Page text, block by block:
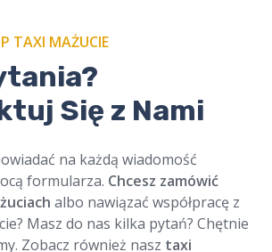
TAXI MAŻUCIE
Się z Nami
na każdą wiadomość
formularza. Chcesz zamówić
albo nawiązać współpracę z
Masz do nas kilka pytań? Chętnie
Zobacz również nasz taxi